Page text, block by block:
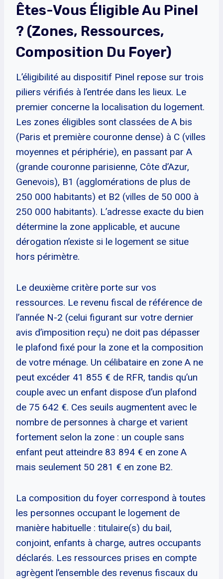
Êtes-Vous Éligible Au Pinel
? (zones, Ressources,
Composition Du Foyer)
L’éligibilité au dispositif Pinel repose sur trois
piliers vérifiés à l’entrée dans les lieux. Le
premier concerne la localisation du logement.
Les zones éligibles sont classées de A bis
(Paris et première couronne dense) à C (villes
moyennes et périphérie), en passant par A
(grande couronne parisienne, Côte d’Azur,
Genevois), B1 (agglomérations de plus de
250 000 habitants) et B2 (villes de 50 000 à
250 000 habitants). L’adresse exacte du bien
détermine la zone applicable, et aucune
dérogation n’existe si le logement se situe
hors périmètre.
Le deuxième critère porte sur vos
ressources. Le revenu fiscal de référence de
l’année N-2 (celui figurant sur votre dernier
avis d’imposition reçu) ne doit pas dépasser
le plafond fixé pour la zone et la composition
de votre ménage. Un célibataire en zone A ne
peut excéder 41 855 € de RFR, tandis qu’un
couple avec un enfant dispose d’un plafond
de 75 642 €. Ces seuils augmentent avec le
nombre de personnes à charge et varient
fortement selon la zone : un couple sans
enfant peut atteindre 83 894 € en zone A
mais seulement 50 281 € en zone B2.
La composition du foyer correspond à toutes
les personnes occupant le logement de
manière habituelle : titulaire(s) du bail,
conjoint, enfants à charge, autres occupants
déclarés. Les ressources prises en compte
agrègent l’ensemble des revenus fiscaux du